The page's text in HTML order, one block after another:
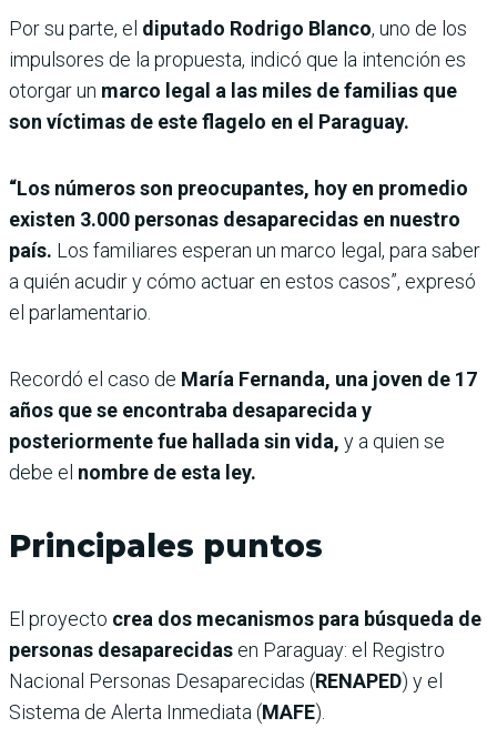
Por su parte, el diputado Rodrigo Blanco, uno de los
impulsores de la propuesta, indicó que la intención es
otorgar un marco legal a las miles de familias que
son víctimas de este flagelo en el Paraguay.
“Los números son preocupantes, hoy en promedio
existen 3.000 personas desaparecidas en nuestro
país. Los familiares esperan un marco legal, para saber
a quién acudir y cómo actuar en estos casos”, expresó
el parlamentario.
Recordó el caso de María Fernanda, una joven de 17
años que se encontraba desaparecida y
posteriormente fue hallada sin vida, y a quien se
debe el nombre de esta ley.
Principales puntos
El proyecto crea dos mecanismos para búsqueda de
personas desaparecidas en Paraguay: el Registro
Nacional Personas Desaparecidas (RENAPED) y el
Sistema de Alerta Inmediata (MAFE).